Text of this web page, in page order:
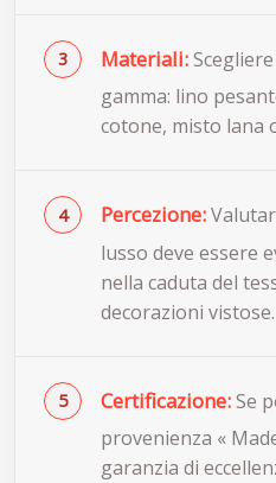
Materiali:
gamma: lino
cotone, misto lana
Percezione:
lusso deve essere
nella caduta del
decorazioni vistose.
Certificazione:Se
provenienza «
garanzia di